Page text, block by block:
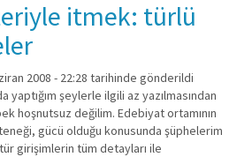
itmek: türlü
2008 - 22:28 tarihinde gönderildi
yaptığım şeylerle ilgili az yazılmasından
hoşnutsuz değilim. Edebiyat ortamının
gücü olduğu konusunda şüphelerim
girişimlerin tüm detayları ile